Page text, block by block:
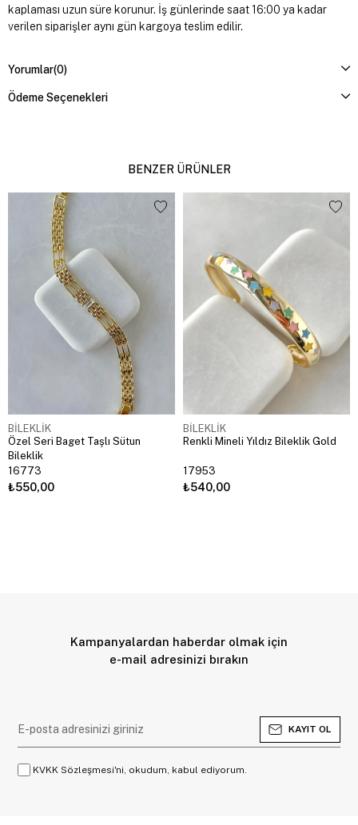
kaplaması uzun süre korunur. İş günlerinde saat 16:00 ya kadar
verilen siparişler aynı gün kargoya teslim edilir.
Yorumlar(0)
Ödeme Seçenekleri
BENZER ÜRÜNLER
BİLEKLİK
Özel Seri Baget Taşlı Sütun
Bileklik
16773
₺550,00
BİLEKLİK
Renkli Mineli Yıldız Bileklik Gold
17953
₺540,00
Kampanyalardan haberdar olmak için
e-mail adresinizi bırakın
KAYIT OL
KVKK Sözleşmesi'ni, okudum, kabul ediyorum.